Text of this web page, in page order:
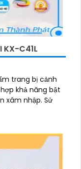
KX-C41L
trang bị cảnh
khả năng bật
nhập. Sử